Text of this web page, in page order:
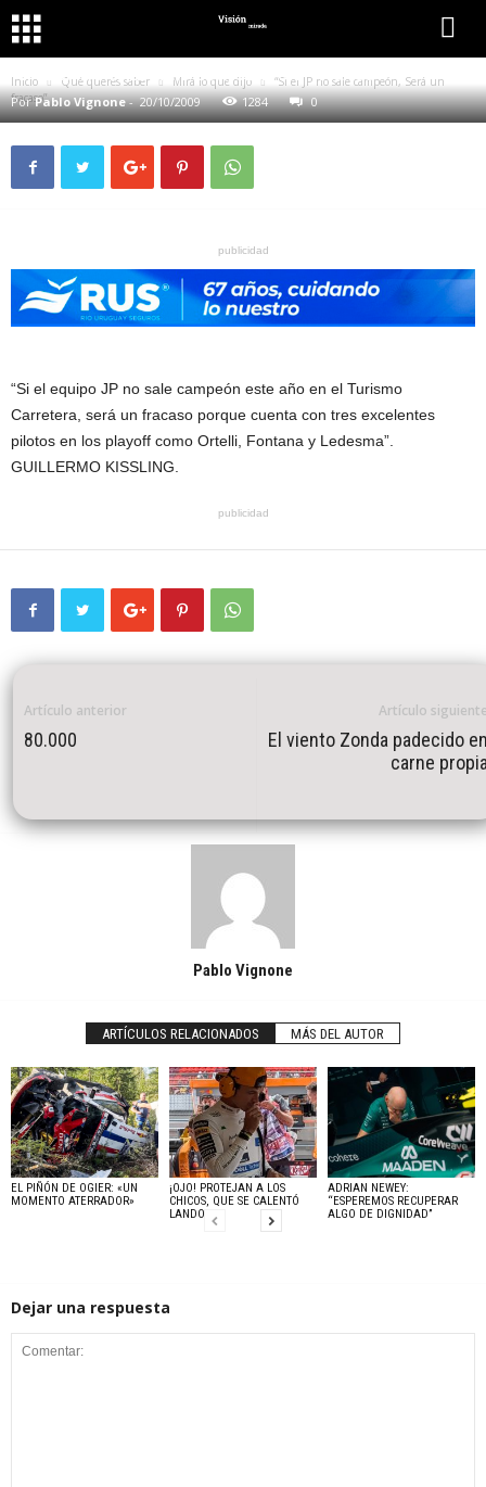
Inicio Qué querés saber Mirá lo que dijo
“Si el JP no sale campeón, Será un
fracaso”
QUÉ QUERÉS SABER
“SI EL JP NO SALE CAMPEÓN, SERÁ UN FRACASO”
Por Pablo Vignone- 20/10/2009 1284 0
publicidad
“Si el equipo JP no sale campeón este año en el Turismo
Carretera, será un fracaso porque cuenta con tres excelentes
pilotos en los playoff como Ortelli, Fontana y Ledesma”.
GUILLERMO KISSLING.
publicidad
Artículo anterior
80.000
Artículo
El viento Zonda padecido
carne
Pablo Vignone
ARTÍCULOS RELACIONADOS MÁS DEL AUTOR
EL PIÑÓN DE OGIER: «UN
MOMENTO ATERRADOR»
¡OJO! PROTEJAN A LOS
CHICOS, QUE SE CALENTÓ
LANDO
ADRIAN NEWEY:
“ESPEREMOS RECUPERAR
ALGO DE DIGNIDAD”
Dejar una respuesta